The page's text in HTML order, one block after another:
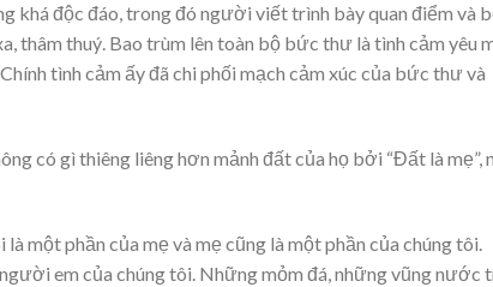
độc đáo, trong đó người viết trình bày quan điểm và
thâm thuý. Bao trùm lên toàn bộ bức thư là tình cảm yêu
tình cảm ấy đã chi phối mạch cảm xúc của bức thư và
có gì thiêng liêng hơn mảnh đất của họ bởi “Đất là mẹ”,
một phần của mẹ và mẹ cũng là một phần của chúng tôi.
em của chúng tôi. Những mỏm đá, những vũng nước